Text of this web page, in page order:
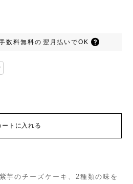
数料無料の 翌月払いでOK
ートに入れる
芋のチーズケーキ、2種類の味を